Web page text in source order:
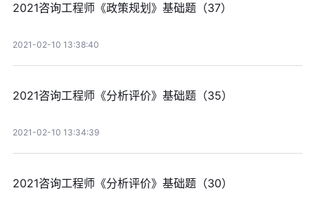
2021咨询工程师《政策规划》基础题（37）
2021-02-10 13:38:40
2021咨询工程师《分析评价》基础题（35）
2021-02-10 13:34:39
2021咨询工程师《分析评价》基础题（30）